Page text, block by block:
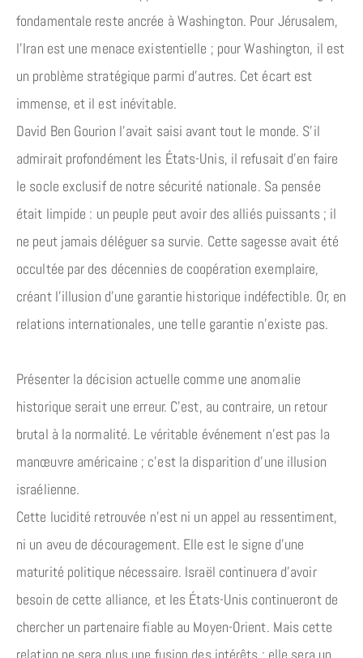
fondamentale reste ancrée à Washington. Pour Jérusalem,
l’Iran est une menace existentielle ; pour Washington, il est
un problème stratégique parmi d’autres. Cet écart est
immense, et il est inévitable.
David Ben Gourion l’avait saisi avant tout le monde. S’il
admirait profondément les États-Unis, il refusait d’en faire
le socle exclusif de notre sécurité nationale. Sa pensée
était limpide : un peuple peut avoir des alliés puissants ; il
ne peut jamais déléguer sa survie. Cette sagesse avait été
occultée par des décennies de coopération exemplaire,
créant l’illusion d’une garantie historique indéfectible. Or, en
relations internationales, une telle garantie n’existe pas.
Présenter la décision actuelle comme une anomalie
historique serait une erreur. C’est, au contraire, un retour
brutal à la normalité. Le véritable événement n’est pas la
manœuvre américaine ; c’est la disparition d’une illusion
israélienne.
Cette lucidité retrouvée n’est ni un appel au ressentiment,
ni un aveu de découragement. Elle est le signe d’une
maturité politique nécessaire. Israël continuera d’avoir
besoin de cette alliance, et les États-Unis continueront de
chercher un partenaire fiable au Moyen-Orient. Mais cette
relation ne sera plus une fusion des intérêts ; elle sera un